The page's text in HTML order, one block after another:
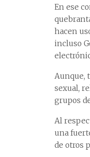
En ese
hacen
incluso
Aunque,
sexual,
grupos
Al
una
de otros